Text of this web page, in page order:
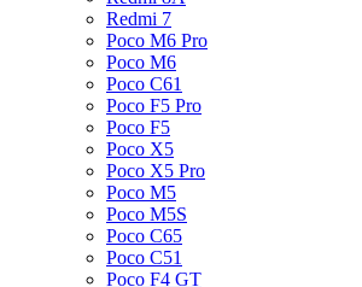
Redmi 7
Poco M6 Pro
Poco M6
Poco C61
Poco F5 Pro
Poco F5
Poco X5
Poco X5 Pro
Poco M5
Poco M5S
Poco C65
Poco C51
Poco F4 GT